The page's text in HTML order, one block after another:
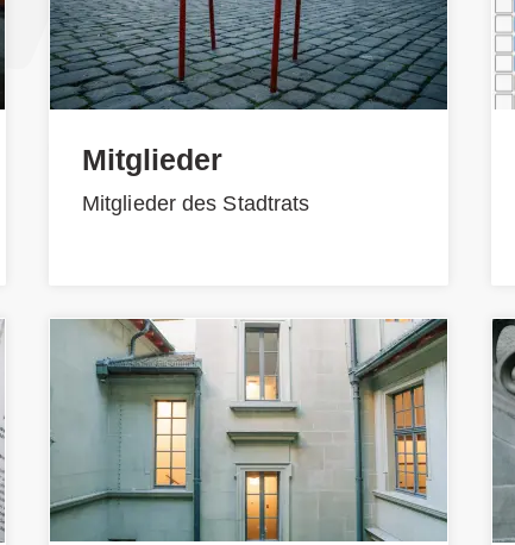
Mitglieder
Mitglieder des Stadtrats